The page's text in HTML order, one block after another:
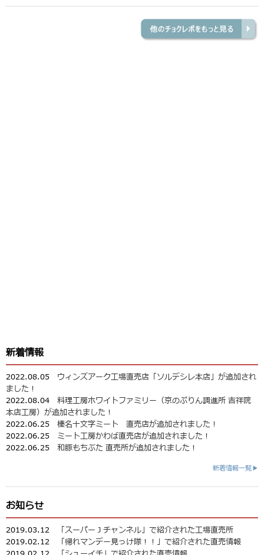
新着情報
2022.08.05 ウィンズアーク工場直売店「ソルデシレ本店」が追加され
ました！
2022.08.04 料理工房ホワイトファミリー（京のぷりん調進所 吉祥院
本店工房）が追加されました！
2022.06.25 榛名十文字ミート 直売店が追加されました！
2022.06.25 ミート工房かわば直売店が追加されました！
2022.06.25 和豚もちぶた 直売所が追加されました！
新着情報一覧▶
お知らせ
2019.03.12
「スーパーＪチャンネル」で紹介された工場直売所
2019.02.12
「帰れマンデー見っけ隊！！」で紹介された直売情報